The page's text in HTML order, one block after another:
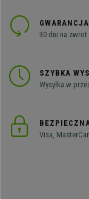
GWARANCJA
30 dni na
SZYBKA
Wysyłka w
Visa,